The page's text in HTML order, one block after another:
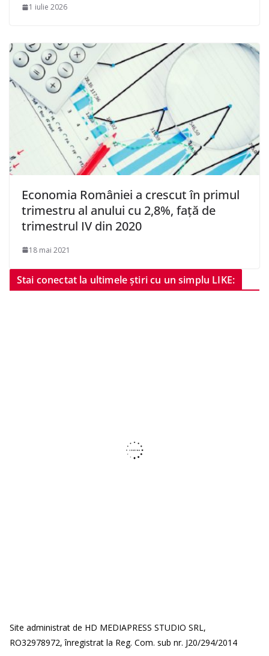
1 iulie 2026
Economia României a crescut în primul
trimestru al anului cu 2,8%, faţă de
trimestrul IV din 2020
18 mai 2021
Stai conectat la ultimele știri cu un simplu LIKE:
Site administrat de HD MEDIAPRESS STUDIO SRL,
RO32978972, înregistrat la Reg. Com. sub nr. J20/294/2014